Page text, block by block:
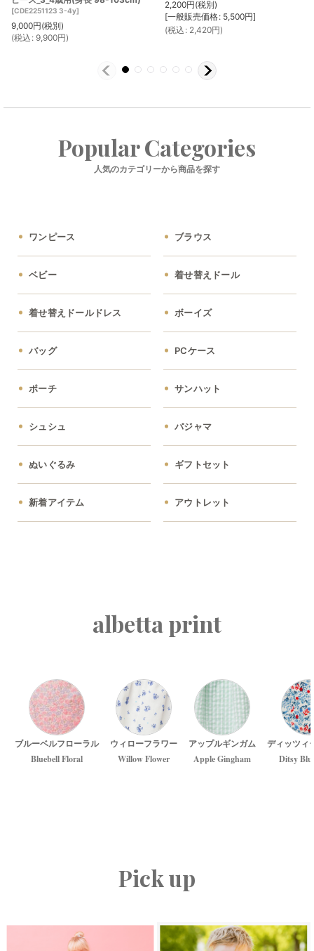
[CDE2251123 3-4y]
9,000円(税別)
(税込 : 9,900円)
2,200円(税別)
[一般販売価格: 5,500円]
(税込 : 2,420円)
Popular Categories
人気のカテゴリーから商品を探す
ワンピース ブラウス
ベビー 着せ替えドール
着せ替えドールドレス ボーイズ
バッグ PCケース
ポーチ サンハット
シュシュ パジャマ
ぬいぐるみ ギフトセット
新着アイテム アウトレット
albetta print
ブルーベルフローラル
Bluebell Floral
ウィローフラワー
Willow Flower
アップルギンガム
Apple Gingham
ディッツィ
Ditsy
Pick up